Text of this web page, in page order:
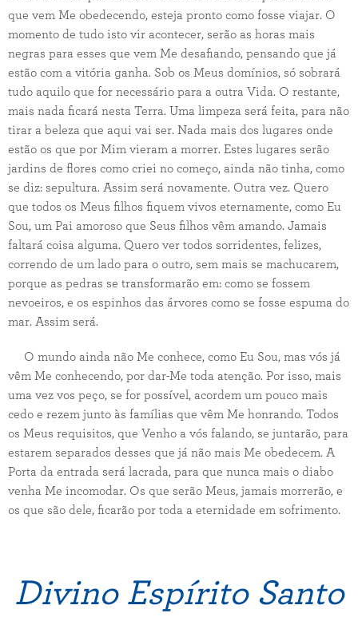
que vem Me obedecendo, esteja pronto como fosse viajar. O
momento de tudo isto vir acontecer, serão as horas mais
negras para esses que vem Me desafiando, pensando que já
estão com a vitória ganha. Sob os Meus domínios, só sobrará
tudo aquilo que for necessário para a outra Vida. O restante,
mais nada ficará nesta Terra. Uma limpeza será feita, para não
tirar a beleza que aqui vai ser. Nada mais dos lugares onde
estão os que por Mim vieram a morrer. Estes lugares serão
jardins de flores como criei no começo, ainda não tinha, como
se diz: sepultura. Assim será novamente. Outra vez. Quero
que todos os Meus filhos fiquem vivos eternamente, como Eu
Sou, um Pai amoroso que Seus filhos vêm amando. Jamais
faltará coisa alguma. Quero ver todos sorridentes, felizes,
correndo de um lado para o outro, sem mais se machucarem,
porque as pedras se transformarão em: como se fossem
nevoeiros, e os espinhos das árvores como se fosse espuma do
mar. Assim será.
O mundo ainda não Me conhece, como Eu Sou, mas vós já
vêm Me conhecendo, por dar-Me toda atenção. Por isso, mais
uma vez vos peço, se for possível, acordem um pouco mais
cedo e rezem junto às famílias que vêm Me honrando. Todos
os Meus requisitos, que Venho a vós falando, se juntarão, para
estarem separados desses que já não mais Me obedecem. A
Porta da entrada será lacrada, para que nunca mais o diabo
venha Me incomodar. Os que serão Meus, jamais morrerão, e
os que são dele, ficarão por toda a eternidade em sofrimento.
Divino Espírito Santo